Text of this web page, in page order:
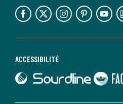
ACCESSIBILITÉ
lien vers Sourdline
lien vers Faciliti
lien vers l'espace réseaux sociaux lien vers l'espace réseaux sociaux lien vers l'espace réseaux sociaux lien vers l'espace réseaux sociaux lien vers l'espace réseaux sociaux